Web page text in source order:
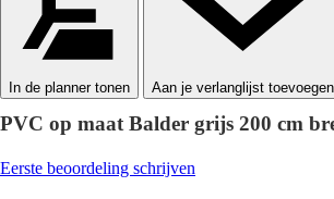
In de planner tonen
PVC op maat Balder grijs 200 cm
Eerste beoordeling schrijven